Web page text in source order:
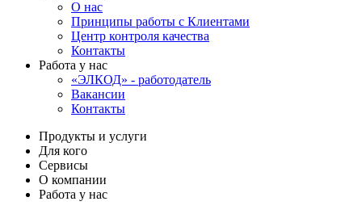
О нас
Принципы работы с Клиентами
Центр контроля качества
Контакты
Работа у нас
«ЭЛКОД» - работодатель
Вакансии
Контакты
Продукты и услуги
Для кого
Сервисы
О компании
Работа у нас